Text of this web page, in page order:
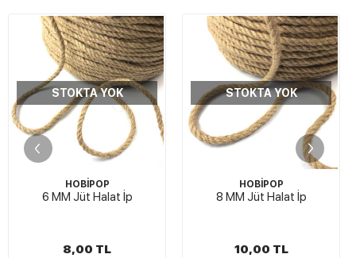
STOKTA YOK
HOBİPOP
6 MM Jüt Halat İp
8,00 TL
STOKTA YOK
HOBİPOP
8 MM Jüt Halat İp
10,00 TL